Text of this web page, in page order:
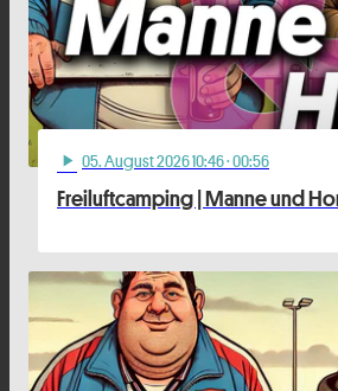
play_arrow 05. August 2026 10:46· 00:56
Freiluftcamping | Manne und